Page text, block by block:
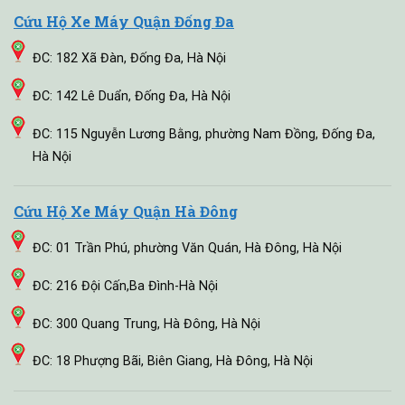
Cứu Hộ Xe Máy Quận Đống Đa
ĐC: 182 Xã Đàn, Đống Đa, Hà Nội
ĐC: 142 Lê Duẩn, Đống Đa, Hà Nội
ĐC: 115 Nguyễn Lương Bằng, phường Nam Đồng, Đống Đa,
Hà Nội
Cứu Hộ Xe Máy Quận Hà Đông
ĐC: 01 Trần Phú, phường Văn Quán, Hà Đông, Hà Nội
ĐC: 216 Đội Cấn,Ba Đình-Hà Nội
ĐC: 300 Quang Trung, Hà Đông, Hà Nội
ĐC: 18 Phượng Bãi, Biên Giang, Hà Đông, Hà Nội